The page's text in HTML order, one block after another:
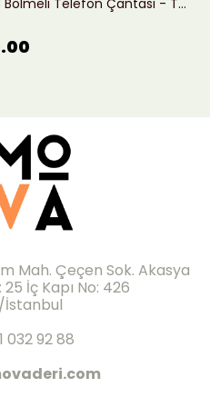
Mah. Çeçen Sok. Akasya
İç Kapı No: 426
İstanbul
032 92 88